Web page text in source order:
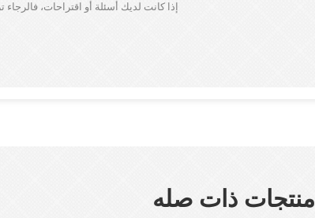
إذا كانت لديك أسئلة أو اقتراحات،
منتجات ذات صله